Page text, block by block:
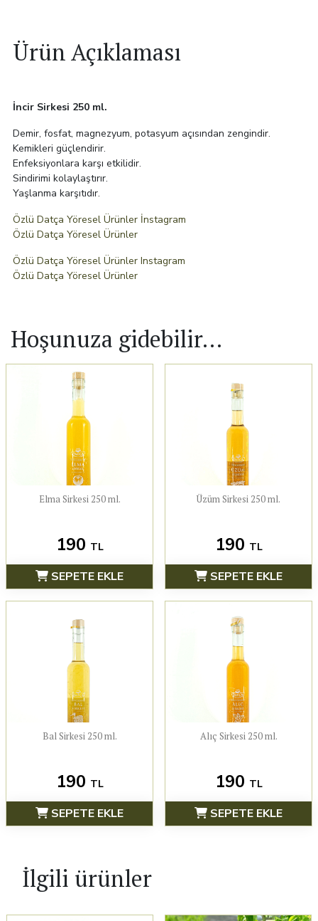
Ürün Açıklaması
İncir Sirkesi 250 ml.
Demir, fosfat, magnezyum, potasyum açısından zengindir.
Kemikleri güçlendirir.
Enfeksiyonlara karşı etkilidir.
Sindirimi kolaylaştırır.
Yaşlanma karşıtıdır.
Özlü Datça Yöresel Ürünler İnstagram
Özlü Datça Yöresel Ürünler
Özlü Datça Yöresel Ürünler Instagram
Özlü Datça Yöresel Ürünler
Hoşunuza gidebilir…
Elma Sirkesi 250 ml.
190 TL
SEPETE EKLE
Üzüm Sirkesi 250 ml.
190 TL
SEPETE EKLE
Bal Sirkesi 250 ml.
190 TL
SEPETE EKLE
Alıç Sirkesi 250 ml.
190 TL
SEPETE EKLE
İlgili ürünler